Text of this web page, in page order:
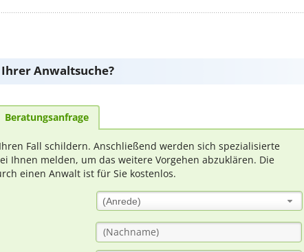
Anwaltsuche?
Beratungsanfrage
Fall schildern. Anschließend werden sich spezialisierte
Ihnen melden, um das weitere Vorgehen abzuklären. Die
einen Anwalt ist für Sie kostenlos.
(Anrede)